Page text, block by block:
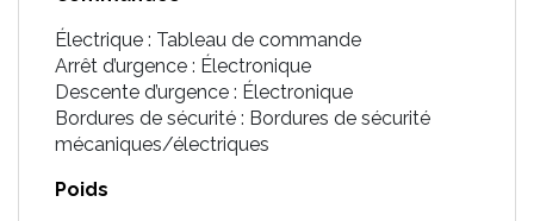
Électrique : Tableau de commande
Arrêt d’urgence : Électronique
Descente d’urgence : Électronique
Bordures de sécurité : Bordures de sécurité
mécaniques/électriques
Poids